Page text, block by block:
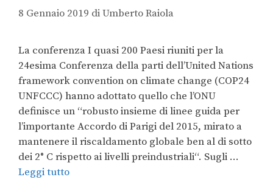
8 Gennaio 2019 diUmberto Raiola
La conferenza I quasi 200 Paesi riuniti per la
24esima Conferenza della parti dell’United Nations
framework convention on climate change (COP24
UNFCCC) hanno adottato quello che l’ONU
definisce un “robusto insieme di linee guida per
l’importante Accordo di Parigi del 2015, mirato a
mantenere il riscaldamento globale ben al di sotto
dei 2° C rispetto ai livelli preindustriali“. Sugli …
Leggi tutto